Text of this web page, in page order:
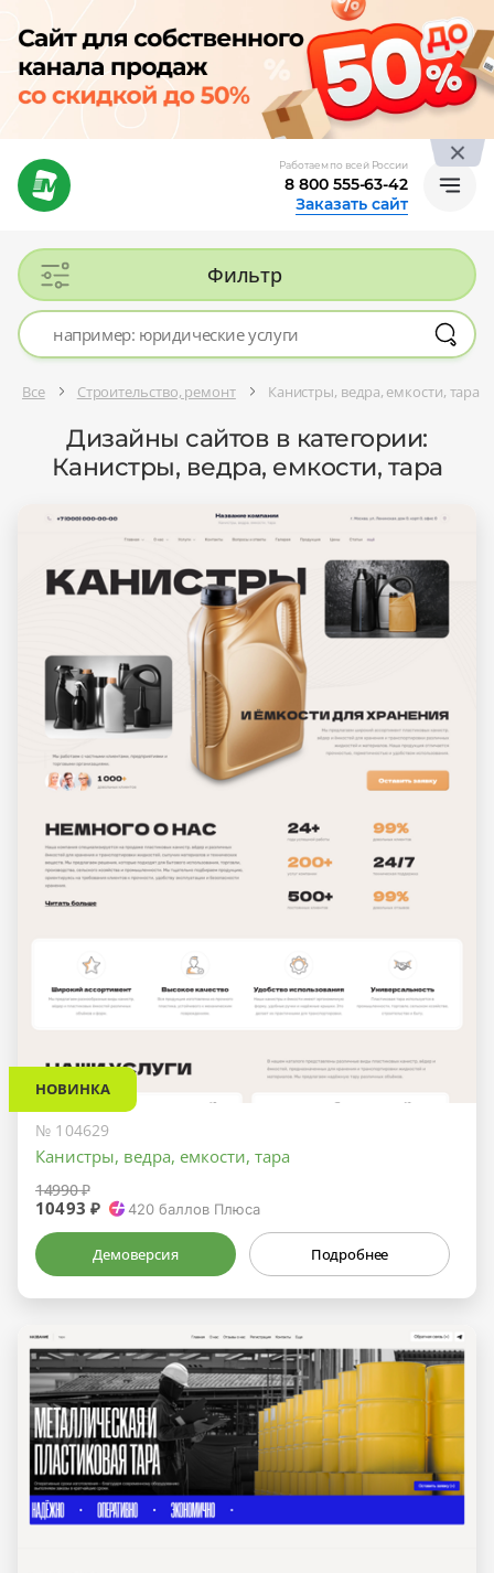
Работаем по всей России
8 800 555-63-42
Заказать сайт
Фильтр
Все Строительство, ремонт Канистры, ведра, емкости, тара
Дизайны сайтов в категории:
Канистры, ведра, емкости, тара
НОВИНКА
№ 104629
Канистры, ведра, емкости, тара
14990 ₽
10493 ₽ 420 баллов Плюса
Демоверсия Подробнее